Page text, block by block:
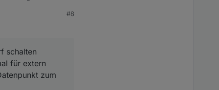
#8
schalten
für extern
zum